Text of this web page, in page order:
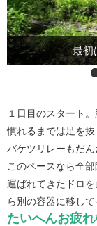
最初
泥
１日目のスタート
慣れるまでは足を抜
バケツリレーもだん
このペースなら全部
運ばれてきたドロ
ら別の容器に移して
たいへんお疲